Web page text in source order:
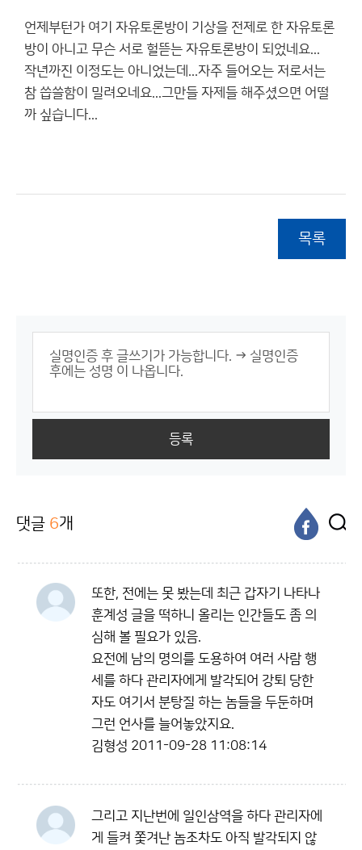
언제부턴가 여기 자유토론방이 기상을 전제로 한 자유토론
방이 아니고 무슨 서로 헐뜯는 자유토론방이 되었네요...
작년까진 이정도는 아니었는데...자주 들어오는 저로서는
참 씁쓸함이 밀려오네요...그만들 자제들 해주셨으면 어떨
까 싶습니다...
목록
등록
댓글 6개
또한, 전에는 못 봤는데 최근 갑자기 나타나
훈계성 글을 떡하니 올리는 인간들도 좀 의
심해 볼 필요가 있음.
요전에 남의 명의를 도용하여 여러 사람 행
세를 하다 관리자에게 발각되어 강퇴 당한
자도 여기서 분탕질 하는 놈들을 두둔하며
그런 언사를 늘어놓았지요.
김형성 2011-09-28 11:08:14
그리고 지난번에 일인삼역을 하다 관리자에
게 들켜 쫓겨난 놈조차도 아직 발각되지 않